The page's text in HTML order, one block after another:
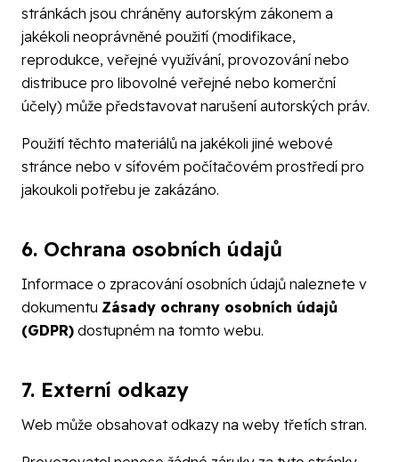
stránkách jsou chráněny autorským zákonem a
jakékoli neoprávněné použití (modifikace,
reprodukce, veřejné využívání, provozování nebo
distribuce pro libovolné veřejné nebo komerční
účely) může představovat narušení autorských práv.
Použití těchto materiálů na jakékoli jiné webové
stránce nebo v síťovém počítačovém prostředí pro
jakoukoli potřebu je zakázáno.
6. Ochrana osobních údajů
Informace o zpracování osobních údajů naleznete v
dokumentu Zásady ochrany osobních údajů
(GDPR) dostupném na tomto webu.
7. Externí odkazy
Web může obsahovat odkazy na weby třetích stran.